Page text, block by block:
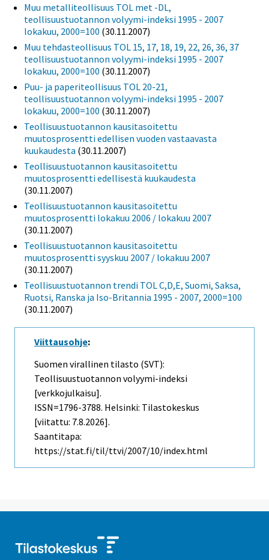
Muu metalliteollisuus TOL met -DL,
teollisuustuotannon volyymi-indeksi 1995 - 2007
lokakuu, 2000=100 (30.11.2007)
Muu tehdasteollisuus TOL 15, 17, 18, 19, 22, 26, 36, 37
teollisuustuotannon volyymi-indeksi 1995 - 2007
lokakuu, 2000=100 (30.11.2007)
Puu- ja paperiteollisuus TOL 20-21,
teollisuustuotannon volyymi-indeksi 1995 - 2007
lokakuu, 2000=100 (30.11.2007)
Teollisuustuotannon kausitasoitettu
muutosprosentti edellisen vuoden vastaavasta
kuukaudesta (30.11.2007)
Teollisuustuotannon kausitasoitettu
muutosprosentti edellisestä kuukaudesta
(30.11.2007)
Teollisuustuotannon kausitasoitettu
muutosprosentti lokakuu 2006 / lokakuu 2007
(30.11.2007)
Teollisuustuotannon kausitasoitettu
muutosprosentti syyskuu 2007 / lokakuu 2007
(30.11.2007)
Teollisuustuotannon trendi TOL C,D,E, Suomi, Saksa,
Ruotsi, Ranska ja Iso-Britannia 1995 - 2007, 2000=100
(30.11.2007)
Viittausohje:
Suomen virallinen tilasto (SVT):
Teollisuustuotannon volyymi-indeksi
[verkkojulkaisu].
ISSN=1796-3788. Helsinki: Tilastokeskus
[viitattu: 7.8.2026].
Saantitapa:
https://stat.fi/til/ttvi/2007/10/index.html